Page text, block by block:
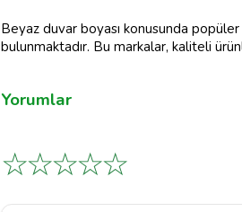
Beyaz duvar boyası konusunda
bulunmaktadır. Bu markalar, kaliteli
Yorumlar
☆
☆
☆
☆
☆